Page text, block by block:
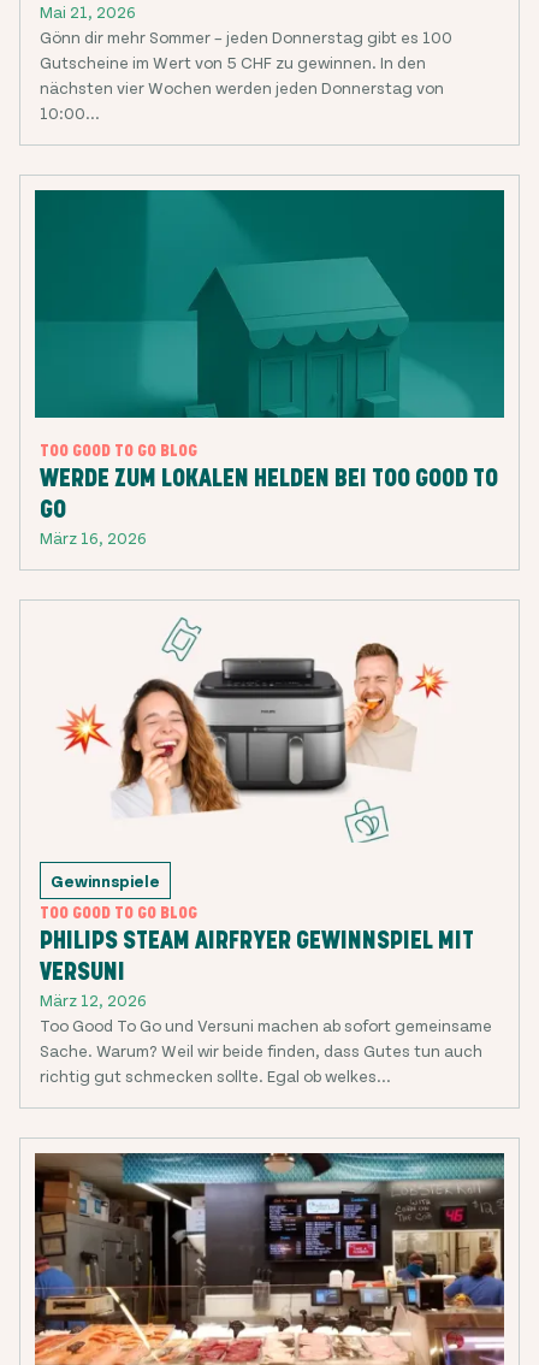
Mai 21, 2026
Gönn dir mehr Sommer – jeden Donnerstag gibt es 100
Gutscheine im Wert von 5 CHF zu gewinnen. In den
nächsten vier Wochen werden jeden Donnerstag von
10:00...
TOO GOOD TO GO BLOG
WERDE ZUM LOKALEN HELDEN BEI TOO GOOD TO
GO
März 16, 2026
Gewinnspiele
TOO GOOD TO GO BLOG
PHILIPS STEAM AIRFRYER GEWINNSPIEL MIT
VERSUNI
März 12, 2026
Too Good To Go und Versuni machen ab sofort gemeinsame
Sache. Warum? Weil wir beide finden, dass Gutes tun auch
richtig gut schmecken sollte. Egal ob welkes...